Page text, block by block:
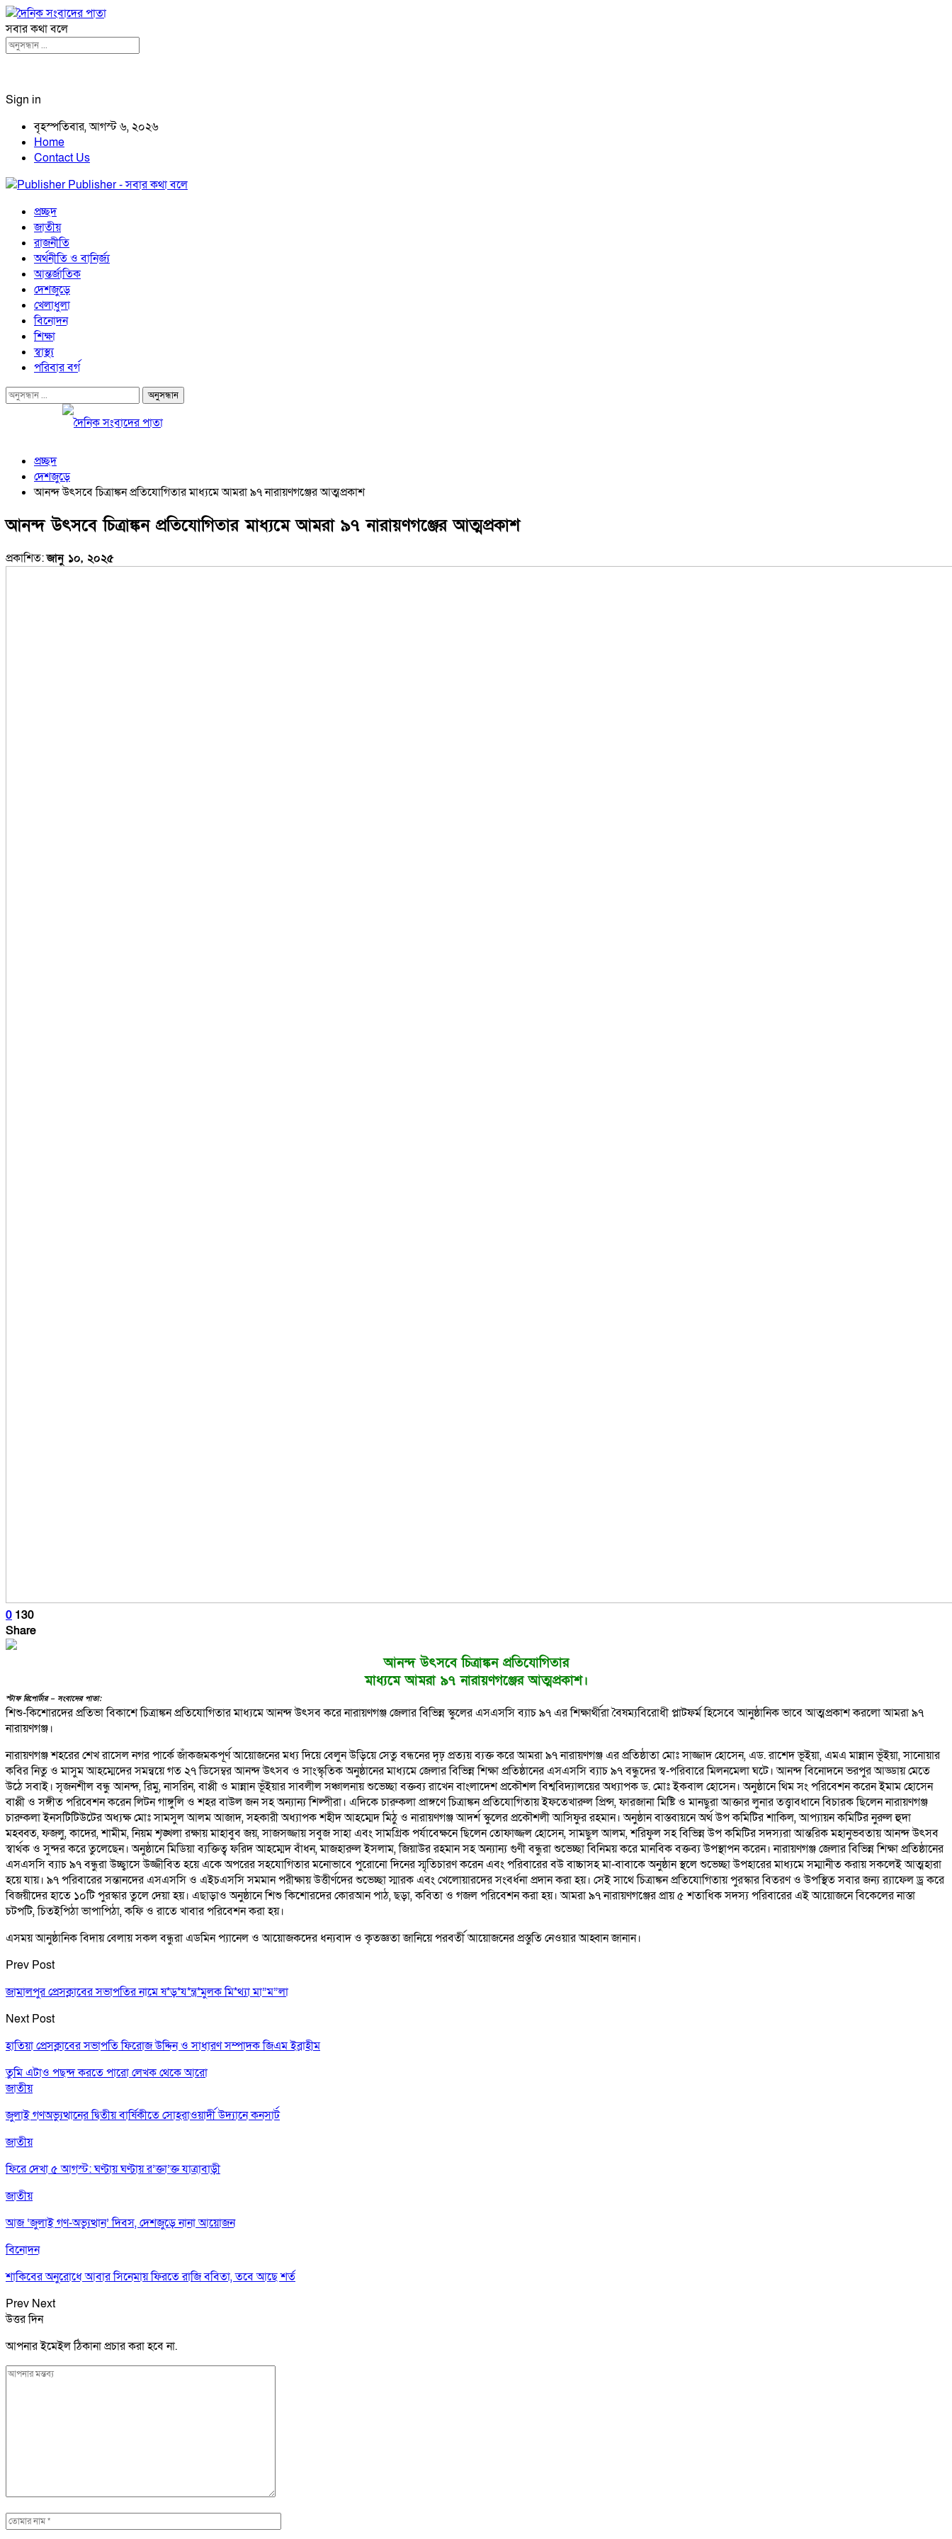
সবার কথা বলে
Sign in
বৃহস্পতিবার, আগস্ট ৬, ২০২৬
Home
Contact Us
Publisher - সবার কথা বলে
প্রচ্ছদ
জাতীয়
রাজনীতি
অর্থনীতি ও বানির্জ্য
আন্তর্জাতিক
দেশজুড়ে
খেলাধুলা
বিনোদন
শিক্ষা
স্বাস্থ্য
পরিবার বর্গ
প্রচ্ছদ
দেশজুড়ে
আনন্দ উৎসবে চিত্রাঙ্কন প্রতিযোগিতার মাধ্যমে আমরা ৯৭ নারায়ণগঞ্জের আত্মপ্রকাশ
আনন্দ উৎসবে চিত্রাঙ্কন প্রতিযোগিতার মাধ্যমে আমরা ৯৭ নারায়ণগঞ্জের আত্মপ্রকাশ
প্রকাশিত:জানু ১০, ২০২৫
0 130
Share
আনন্দ উৎসবে চিত্রাঙ্কন প্রতিযোগিতার
মাধ্যমে আমরা ৯৭ নারায়ণগঞ্জের আত্মপ্রকাশ।
স্টাফ রিপোর্টার – সংবাদের পাতা:
শিশু-কিশোরদের প্রতিভা বিকাশে চিত্রাঙ্কন প্রতিযোগিতার মাধ্যমে আনন্দ উৎসব করে নারায়ণগঞ্জ জেলার বিভিন্ন স্কুলের এসএসসি ব্যাচ ৯৭ এর শিক্ষার্থীরা বৈষম্যবিরোধী প্লাটফর্ম হিসেবে আনুষ্ঠানিক ভাবে আত্মপ্রকাশ করলো আমরা ৯৭
নারায়ণগঞ্জ।
নারায়ণগঞ্জ শহরের শেখ রাসেল নগর পার্কে জাঁকজমকপূর্ণ আয়োজনের মধ্য দিয়ে বেলুন উড়িয়ে সেতু বন্ধনের দৃঢ় প্রত্যয় ব্যক্ত করে আমরা ৯৭ নারায়ণগঞ্জ এর প্রতিষ্ঠাতা মোঃ সাজ্জাদ হোসেন, এড. রাশেদ ভূইয়া, এমএ মান্নান ভূঁইয়া, সানোয়ার
কবির নিতু ও মাসুম আহম্মেদের সমন্বয়ে গত ২৭ ডিসেম্বর আনন্দ উৎসব ও সাংস্কৃতিক অনুষ্ঠানের মাধ্যমে জেলার বিভিন্ন শিক্ষা প্রতিষ্ঠানের এসএসসি ব্যাচ ৯৭ বন্ধুদের স্ব-পরিবারে মিলনমেলা ঘটে। আনন্দ বিনোদনে ভরপুর আড্ডায় মেতে
উঠে সবাই। সৃজনশীল বন্ধু আনন্দ, রিমু, নাসরিন, বাপ্পী ও মান্নান ভূঁইয়ার সাবলীল সঞ্চালনায় শুভেচ্ছা বক্তব্য রাখেন বাংলাদেশ প্রকৌশল বিশ্ববিদ্যালয়ের অধ্যাপক ড. মোঃ ইকবাল হোসেন। অনুষ্ঠানে থিম সং পরিবেশন করেন ইমাম হোসেন
বাপ্পী ও সঙ্গীত পরিবেশন করেন লিটন গাঙ্গুলি ও শহর বাউল জন সহ অন্যান্য শিল্পীরা। এদিকে চারুকলা প্রাঙ্গণে চিত্রাঙ্কন প্রতিযোগিতায় ইফতেখারুল প্রিন্স, ফারজানা মিষ্টি ও মানছুরা আক্তার লুনার তত্ত্বাবধানে বিচারক ছিলেন নারায়ণগঞ্জ
চারুকলা ইনসটিটিউটের অধ্যক্ষ মোঃ সামসুল আলম আজাদ, সহকারী অধ্যাপক শহীদ আহম্মেদ মিঠু ও নারায়ণগঞ্জ আদর্শ স্কুলের প্রকৌশলী আসিফুর রহমান। অনুষ্ঠান বাস্তবায়নে অর্থ উপ কমিটির শাকিল, আপ্যায়ন কমিটির নুরুল হুদা
মহব্বত, ফজলু, কাদের, শামীম, নিয়ম শৃঙ্খলা রক্ষায় মাহাবুব জয়, সাজসজ্জায় সবুজ সাহা এবং সামগ্রিক পর্যাবেক্ষনে ছিলেন তোফাজ্জল হোসেন, সামছুল আলম, শরিফুল সহ বিভিন্ন উপ কমিটির সদস্যরা আন্তরিক মহানুভবতায় আনন্দ উৎসব
স্বার্থক ও সুন্দর করে তুলেছেন। অনুষ্ঠানে মিডিয়া ব্যক্তিত্ব ফরিদ আহম্মেদ বাঁধন, মাজহারুল ইসলাম, জিয়াউর রহমান সহ অন্যান্য গুণী বন্ধুরা শুভেচ্ছা বিনিময় করে মানবিক বক্তব্য উপস্থাপন করেন। নারায়ণগঞ্জ জেলার বিভিন্ন শিক্ষা প্রতিষ্ঠানের
এসএসসি ব্যাচ ৯৭ বন্ধুরা উচ্ছ্বাসে উজ্জীবিত হয়ে একে অপরের সহযোগিতার মনোভাবে পুরোনো দিনের স্মৃতিচারণ করেন এবং পরিবারের বউ বাচ্চাসহ মা-বাবাকে অনুষ্ঠান স্থলে শুভেচ্ছা উপহারের মাধ্যমে সম্মানীত করায় সকলেই আত্মহারা
হয়ে যায়। ৯৭ পরিবারের সন্তানদের এসএসসি ও এইচএসসি সমমান পরীক্ষায় উত্তীর্ণদের শুভেচ্ছা স্মারক এবং খেলোয়ারদের সংবর্ধনা প্রদান করা হয়। সেই সাথে চিত্রাঙ্কন প্রতিযোগিতায় পুরস্কার বিতরণ ও উপস্থিত সবার জন্য র‌্যাফেল ড্র করে
বিজয়ীদের হাতে ১০টি পুরস্কার তুলে দেয়া হয়। এছাড়াও অনুষ্ঠানে শিশু কিশোরদের কোরআন পাঠ, ছড়া, কবিতা ও গজল পরিবেশন করা হয়। আমরা ৯৭ নারায়ণগঞ্জের প্রায় ৫ শতাধিক সদস্য পরিবারের এই আয়োজনে বিকেলের নাস্তা
চটপটি, চিতইপিঠা ভাপাপিঠা, কফি ও রাতে খাবার পরিবেশন করা হয়।
এসময় আনুষ্ঠানিক বিদায় বেলায় সকল বন্ধুরা এডমিন প্যানেল ও আয়োজকদের ধন্যবাদ ও কৃতজ্ঞতা জানিয়ে পরবর্তী আয়োজনের প্রস্তুতি নেওয়ার আহ্বান জানান।
Prev Post
জামালপুর প্রেসক্লাবের সভাপতির নামে ষ*ড়*য*ন্ত্র*মুলক মি*থ্যা মা”ম”লা
Next Post
হাতিয়া প্রেসক্লাবের সভাপতি ফিরোজ উদ্দিন ও সাধারণ সম্পাদক জিএম ইব্রাহীম
তুমি এটাও পছন্দ করতে পারোলেখক থেকে আরো
জাতীয়
জুলাই গণঅভ্যুত্থানের দ্বিতীয় বার্ষিকীতে সোহরাওয়ার্দী উদ্যানে কনসার্ট
জাতীয়
ফিরে দেখা ৫ আগস্ট: ঘণ্টায় ঘণ্টায় র’ক্তা’ক্ত যাত্রাবাড়ী
জাতীয়
আজ ‘জুলাই গণ-অভ্যুত্থান’ দিবস, দেশজুড়ে নানা আয়োজন
বিনোদন
শাকিবের অনুরোধে আবার সিনেমায় ফিরতে রাজি ববিতা, তবে আছে শর্ত
Prev Next
উত্তর দিন
আপনার ইমেইল ঠিকানা প্রচার করা হবে না.